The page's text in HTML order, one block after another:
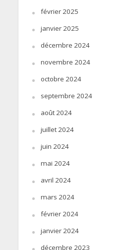
février 2025
janvier 2025
décembre 2024
novembre 2024
octobre 2024
septembre 2024
août 2024
juillet 2024
juin 2024
mai 2024
avril 2024
mars 2024
février 2024
janvier 2024
décembre 2023